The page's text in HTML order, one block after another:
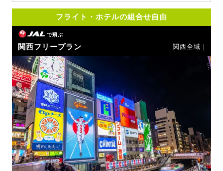
フライト・ホテルの組合せ自由
で飛ぶ
関西フリープラン ｜関西全域｜